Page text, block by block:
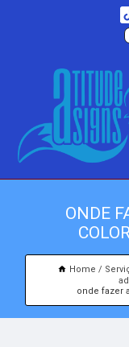
ONDE
Home
onde fazer